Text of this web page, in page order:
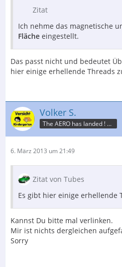
Zitat
Ich nehme das magnetische
Fläche eingestellt.
Das passt nicht und bedeutet
hier einige erhellende Threads
Volker S.
The AERO has landed ! L.I.P.
6. März 2013 um 21:49
Zitat von Tubes
Es gibt hier einige erhellende
Kannst Du bitte mal verlinken.
Mir ist nichts dergleichen
Sorry